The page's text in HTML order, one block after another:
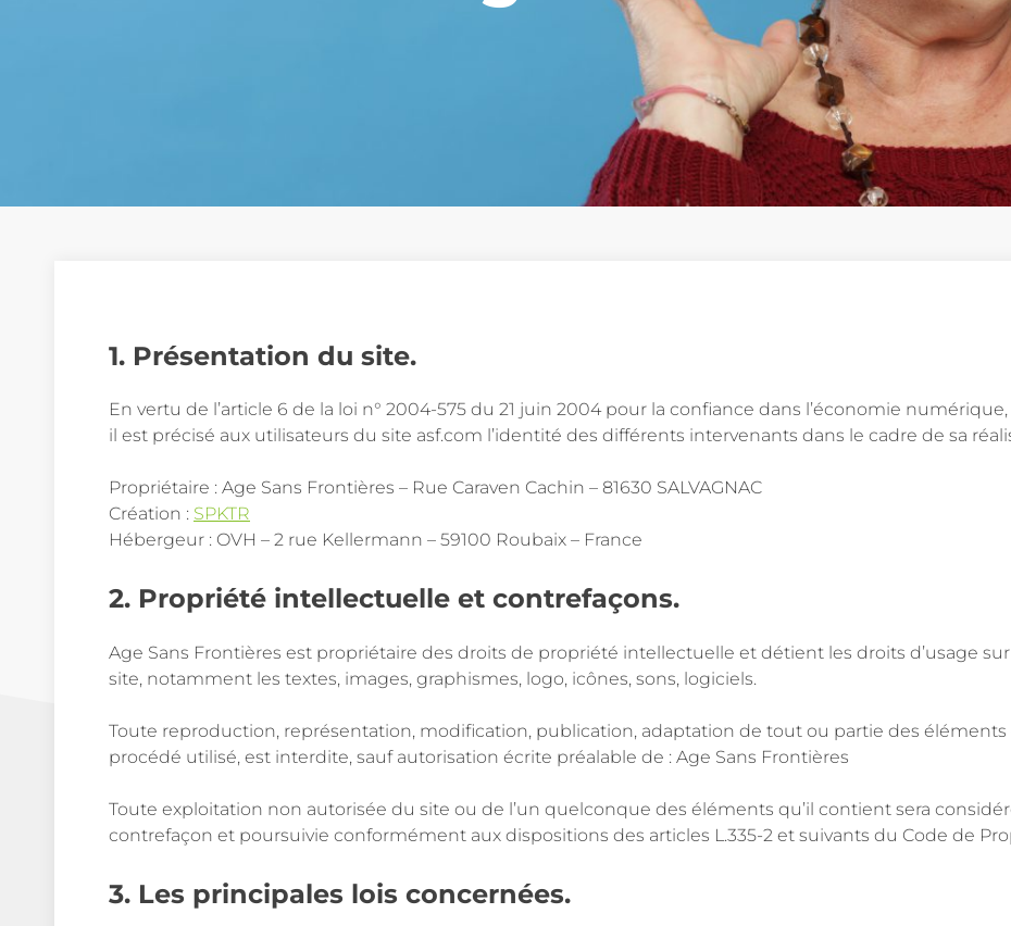
1. Présentation du site.
En vertu de l’article 6 de la loi n° 2004-575 du 21 juin 2004 pour la confiance dans l’économie numérique,
il est précisé aux utilisateurs du site asf.com l’identité des différents intervenants dans le cadre de sa
Propriétaire : Age Sans Frontières – Rue Caraven Cachin – 81630 SALVAGNAC
Création : SPKTR
Hébergeur : OVH – 2 rue Kellermann – 59100 Roubaix – France
2. Propriété intellectuelle et contrefaçons.
Age Sans Frontières est propriétaire des droits de propriété intellectuelle et détient les droits d’usage
site, notamment les textes, images, graphismes, logo, icônes, sons, logiciels.
Toute reproduction, représentation, modification, publication, adaptation de tout ou partie des
procédé utilisé, est interdite, sauf autorisation écrite préalable de : Age Sans Frontières
Toute exploitation non autorisée du site ou de l’un quelconque des éléments qu’il contient sera
contrefaçon et poursuivie conformément aux dispositions des articles L.335-2 et suivants du Code de
3. Les principales lois concernées.